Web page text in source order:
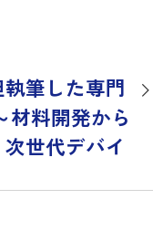
筆した専門
材料開発から
世代デバイ